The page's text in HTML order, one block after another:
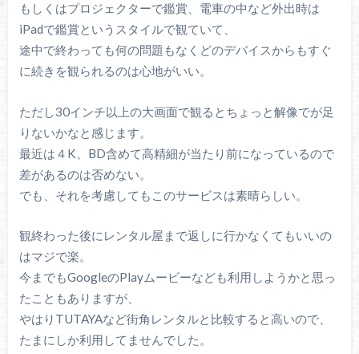
もしくはプロジェクターで鑑賞、電車の中など外出時は
iPadで鑑賞というスタイルで観ていて、
途中で終わっても何の問題もなくどのデバイスからもすぐ
に続きを観られるのは心地がいい。
ただし30インチ以上の大画面で観るとちょっと解像でが足
りないかなと感じます。
最近は４K、BD含めて高精細が当たり前になっているので
差があるのは否めない。
でも、それを考慮してもこのサービスは素晴らしい。
観終わった後にレンタル屋まで返しに行かなくてもいいの
はマジで楽。
今までもGoogleのPlayムービーなども利用しようかと思っ
たこともありますが、
やはりTUTAYAなど街角レンタルと比較すると高いので、
たまにしか利用してませんでした。